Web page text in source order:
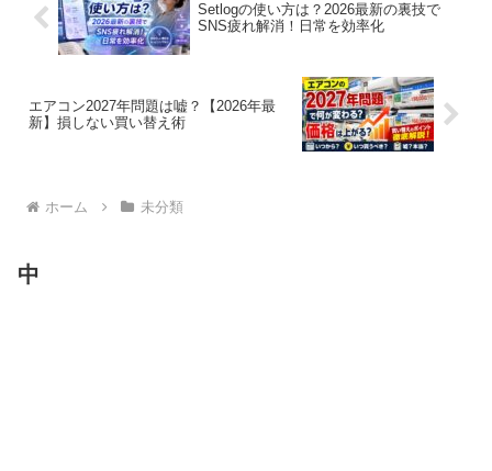
Setlogの使い方は？2026最新の裏技で
SNS疲れ解消！日常を効率化
エアコン2027年問題は嘘？【2026年最
新】損しない買い替え術
ホーム 未分類
中